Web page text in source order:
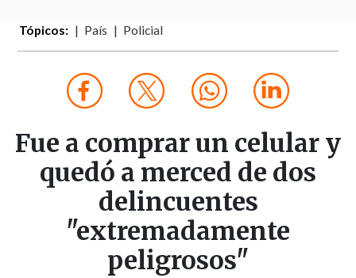
Tópicos: País Policial
Fue a comprar un celular y
quedó a merced de dos
delincuentes
"extremadamente
peligrosos"